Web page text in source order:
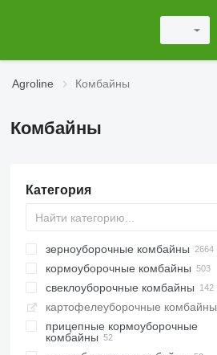
Agroline Комбайны
Комбайны
Категория
зерноуборочные комбайны
кормоуборочные комбайны
свеклоуборочные комбайны
картофелеуборочные комбайны
прицепные кормоуборочные
комбайны